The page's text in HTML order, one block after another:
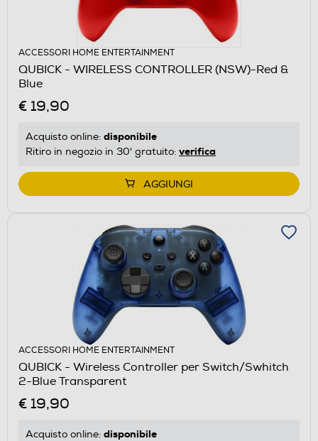
ACCESSORI HOME ENTERTAINMENT
QUBICK - WIRELESS CONTROLLER (NSW)-Red &
Blue
€ 19,90
Acquisto online: disponibile
Ritiro in negozio in 30' gratuito: verifica
AGGIUNGI
ACCESSORI HOME ENTERTAINMENT
QUBICK - Wireless Controller per Switch/Swhitch
2-Blue Transparent
€ 19,90
Acquisto online: disponibile